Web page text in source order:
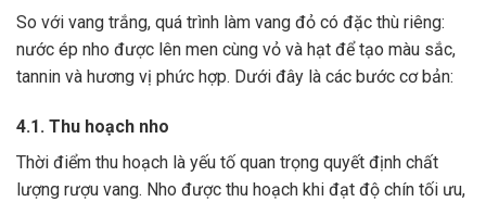
So với vang trắng, quá trình làm vang đỏ có đặc thù riêng:
nước ép nho được lên men cùng vỏ và hạt để tạo màu sắc,
tannin và hương vị phức hợp. Dưới đây là các bước cơ bản:
4.1. Thu hoạch nho
Thời điểm thu hoạch là yếu tố quan trọng quyết định chất
lượng rượu vang. Nho được thu hoạch khi đạt độ chín tối ưu,